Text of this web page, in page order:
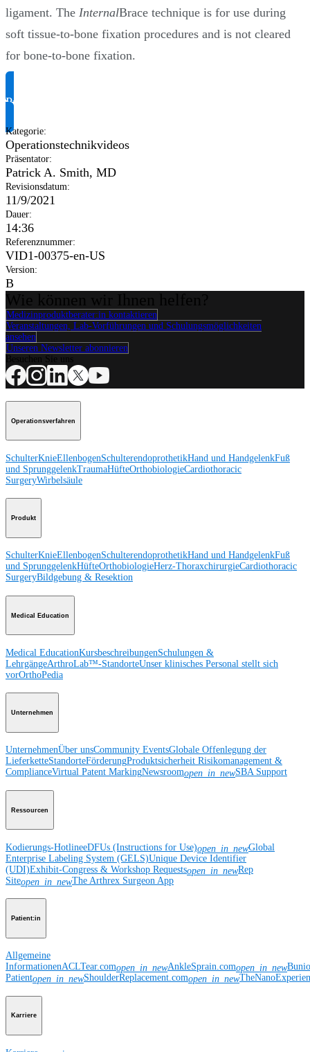
ligament. The InternalBrace technique is for use during
soft tissue-to-bone fixation procedures and is not cleared
for bone-to-bone fixation.
Produktinformationen anfragen
Kategorie:
Operationstechnikvideos
Präsentator:
Patrick A. Smith, MD
Revisionsdatum:
11/9/2021
Dauer:
14:36
Referenznummer:
VID1-00375-en-US
Version:
B
Medizinproduktberater:in kontaktieren
Veranstaltungen, Lab-Vorführungen und Schulungsmöglichkeiten
ansehen
Unseren Newsletter abonnieren
Operationsverfahren
SchulterKnieEllenbogenSchulterendoprothetikHand und HandgelenkFuß
und SprunggelenkTraumaHüfteOrthobiologieCardiothoracic
SurgeryWirbelsäule
Produkt
SchulterKnieEllenbogenSchulterendoprothetikHand und HandgelenkFuß
und SprunggelenkHüfteOrthobiologieHerz-ThoraxchirurgieCardiothoracic
SurgeryBildgebung & Resektion
Medical Education
Medical EducationKursbeschreibungenSchulungen &
LehrgängeArthroLab™-StandorteUnser klinisches Personal stellt sich
vorOrthoPedia
Unternehmen
UnternehmenÜber unsCommunity EventsGlobale Offenlegung der
LieferketteStandorteFörderungProduktsicherheit Risikomanagement &
ComplianceVirtual Patent MarkingNewsroomopen_in_newSBA Support
Ressourcen
Kodierungs-HotlineeDFUs (Instructions for Use)open_in_newGlobal
Enterprise Labeling System (GELS)Unique Device Identifier
(UDI)Exhibit-Congress & Workshop Requestsopen_in_newRep
Siteopen_in_newThe Arthrex Surgeon App
Patient:in
Allgemeine
InformationenACLTear.comopen_in_newAnkleSprain.comopen_in_new
Patientopen_in_newShoulderReplacement.comopen_in_new
Karriere